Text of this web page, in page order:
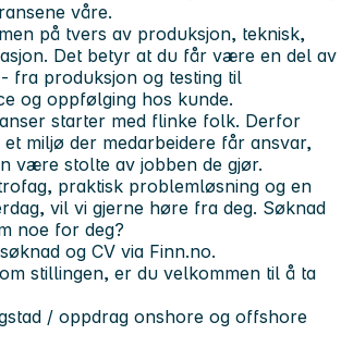
våre.
på tvers av produksjon, teknisk,
Det betyr at du får være en del av
fra produksjon og testing til
og oppfølging hos kunde.
starter med flinke folk. Derfor
miljø der medarbeidere får ansvar,
være stolte av jobben de gjør.
praktisk problemløsning og en
vil vi gjerne høre fra deg. Søknad
noe for deg?
og CV via Finn.no.
stillingen, er du velkommen til å ta
/ oppdrag onshore og offshore